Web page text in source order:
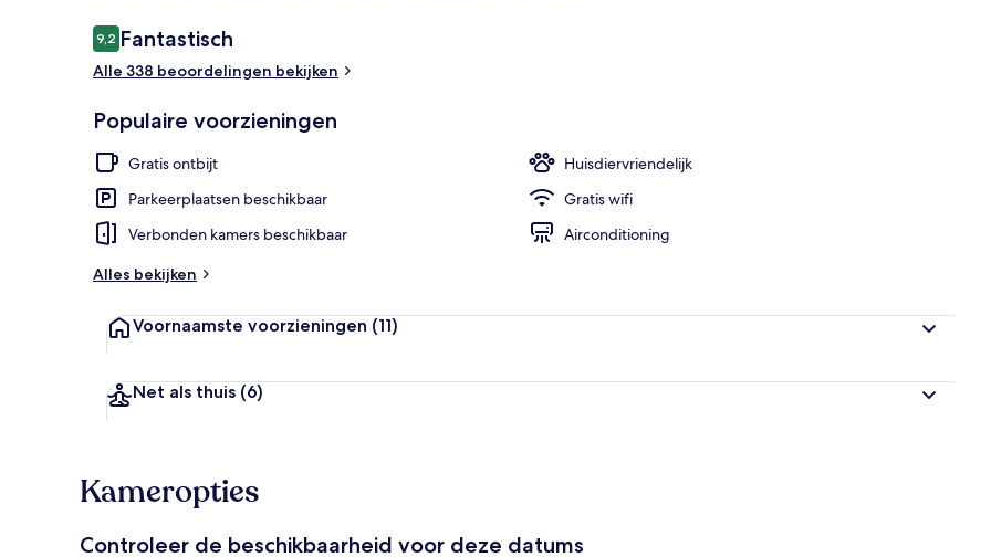
Beoordelingen
9,29,2 op 10 –
Fantastisch
Alle 338 beoordelingen bekijken
Populaire voorzieningen
Gratis ontbijt
Huisdiervriendelijk
Parkeerplaatsen beschikbaar
Gratis wifi
Verbonden kamers beschikbaar
Airconditioning
Alles bekijken
Voornaamste voorzieningen (11)
Net als thuis (6)
Kameropties
Controleer de beschikbaarheid voor deze datums